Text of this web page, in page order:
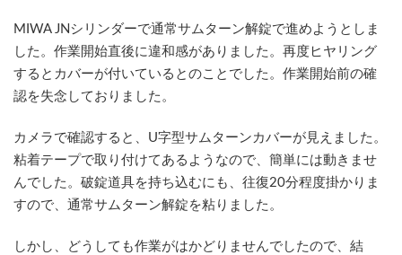
MIWA JNシリンダーで通常サムターン解錠で進めようとしま
した。作業開始直後に違和感がありました。再度ヒヤリング
するとカバーが付いているとのことでした。作業開始前の確
認を失念しておりました。
カメラで確認すると、U字型サムターンカバーが見えました。
粘着テープで取り付けてあるようなので、簡単には動きませ
んでした。破錠道具を持ち込むにも、往復20分程度掛かりま
すので、通常サムターン解錠を粘りました。
しかし、どうしても作業がはかどりませんでしたので、結